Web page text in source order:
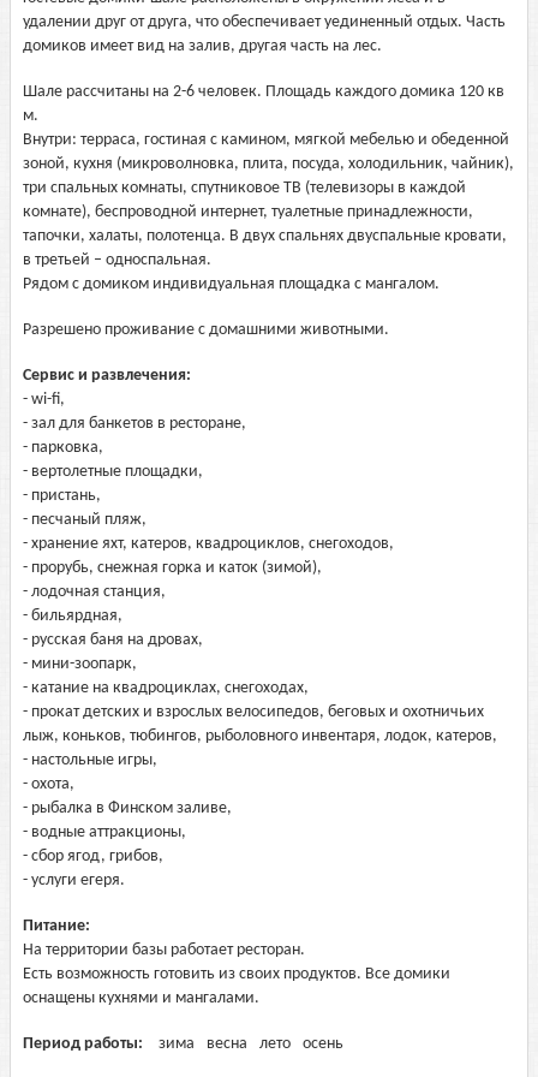
удалении друг от друга, что обеспечивает уединенный отдых. Часть
домиков имеет вид на залив, другая часть на лес.
Шале рассчитаны на 2-6 человек. Площадь каждого домика 120 кв
м.
Внутри: терраса, гостиная с камином, мягкой мебелью и обеденной
зоной, кухня (микроволновка, плита, посуда, холодильник, чайник),
три спальных комнаты, спутниковое ТВ (телевизоры в каждой
комнате), беспроводной интернет, туалетные принадлежности,
тапочки, халаты, полотенца. В двух спальнях двуспальные кровати,
в третьей – односпальная.
Рядом с домиком индивидуальная площадка с мангалом.
Разрешено проживание с домашними животными.
Сервис и развлечения:
- wi-fi,
- зал для банкетов в ресторане,
- парковка,
- вертолетные площадки,
- пристань,
- песчаный пляж,
- хранение яхт, катеров, квадроциклов, снегоходов,
- прорубь, снежная горка и каток (зимой),
- лодочная станция,
- бильярдная,
- русская баня на дровах,
- мини-зоопарк,
- катание на квадроциклах, снегоходах,
- прокат детских и взрослых велосипедов, беговых и охотничьих
лыж, коньков, тюбингов, рыболовного инвентаря, лодок, катеров,
- настольные игры,
- охота,
- рыбалка в Финском заливе,
- водные аттракционы,
- сбор ягод, грибов,
- услуги егеря.
Питание:
На территории базы работает ресторан.
Есть возможность готовить из своих продуктов. Все домики
оснащены кухнями и мангалами.
Период работы: зима весна лето осень